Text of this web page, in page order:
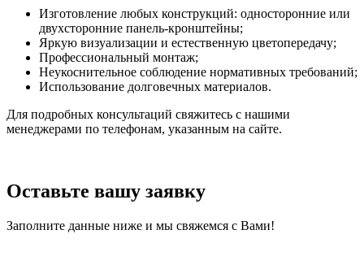
Изготовление любых конструкций: односторонние или
двухсторонние панель-кронштейны;
Яркую визуализации и естественную цветопередачу;
Профессиональный монтаж;
Неукоснительное соблюдение нормативных требований;
Использование долговечных материалов.
Для подробных консультаций свяжитесь с нашими
менеджерами по телефонам, указанным на сайте.
Оставьте вашу заявку
Заполните данные ниже и мы свяжемся с Вами!